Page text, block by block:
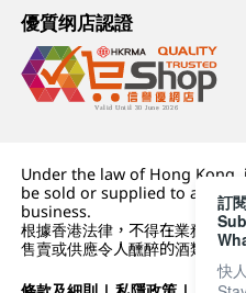
優質纲店認證
Under the law of Hong
be sold or supplied to a
business.
根據香港法律，不得在業務過程
售賣或供應令人醺醉的酒類。
訂
快